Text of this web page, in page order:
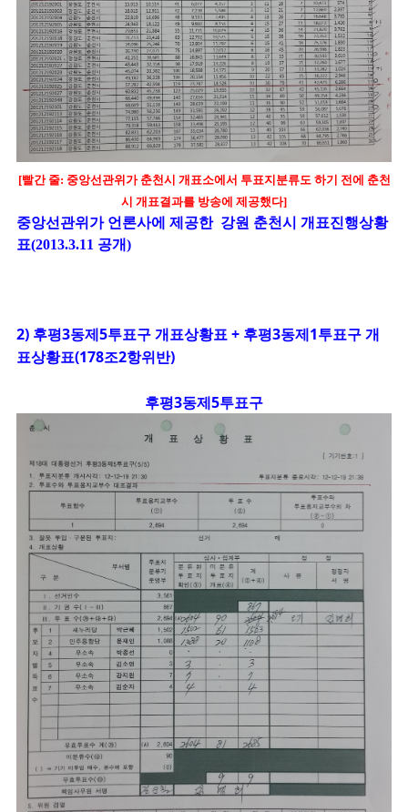
[빨간 줄: 중앙선관위가 춘천시 개표소에서 투표지분류도 하기 전에 춘천
시 개표결과를 방송에 제공했다]
중앙선관위가 언론사에 제공한 강원 춘천시 개표진행상황
표(2013.3.11 공개)
2) 후평3동제5투표구 개표상황표 + 후평3동제1투표구 개
표상황표(178조2항위반)
후평3동제5투표구